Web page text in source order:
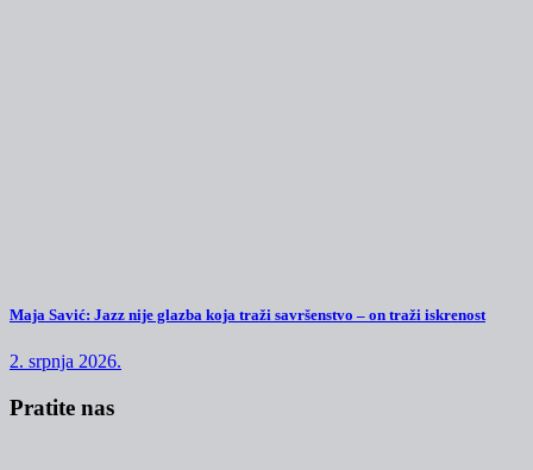
Maja Savić: Jazz nije glazba koja traži savršenstvo – on traži iskrenost
2. srpnja 2026.
Pratite nas